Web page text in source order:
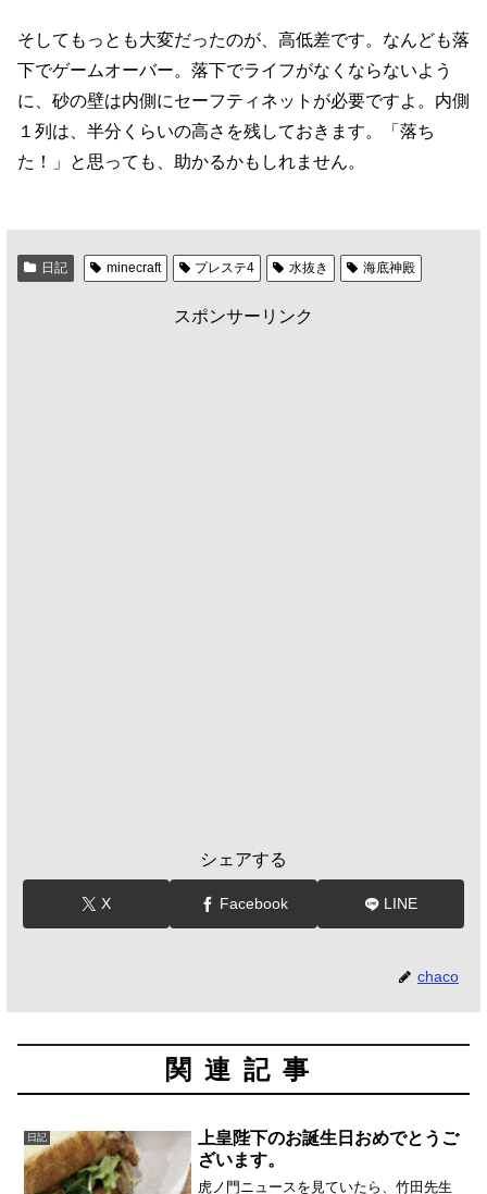
そしてもっとも大変だったのが、高低差です。なんども落
下でゲームオーバー。落下でライフがなくならないよう
に、砂の壁は内側にセーフティネットが必要ですよ。内側
１列は、半分くらいの高さを残しておきます。「落ち
た！」と思っても、助かるかもしれません。
日記 minecraft プレステ4 水抜き 海底神殿
スポンサーリンク
シェアする
X Facebook LINE
chaco
関連記事
日記
上皇陛下のお誕生日おめでとうご
ざいます。
虎ノ門ニュースを見ていたら、竹田先生